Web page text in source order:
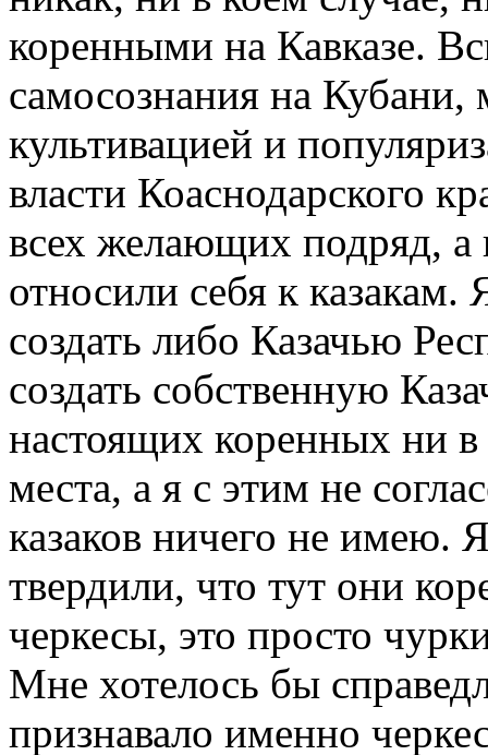
коренными на Кавказе.
самосознания на
культивацией и
власти Коаснодарского
всех желающих подряд, а
относили себя к казакам.
создать либо Казачью
создать собственную
настоящих коренных ни
места, а я с этим не
казаков ничего не имею.
твердили, что тут они
черкесы, это просто
Мне хотелось бы
признавало именно